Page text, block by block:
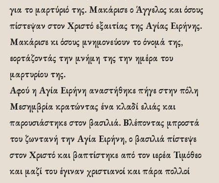
για το μαρτύριό της. Μακάρισε ο Άγγελος και όσους
πίστεψαν στον Χριστό εξαιτίας της Αγίας Ειρήνης.
Μακάρισε κι όσους μνημονεύουν το όνομά της,
εορτάζοντάς την μνήμη της την ημέρα του
μαρτυρίου της.
Αφού η Αγία Ειρήνη αναστήθηκε πήγε στην πόλη
Μεσημβρία κρατώντας ένα κλαδί ελιάς και
παρουσιάστηκε στον βασιλιά. Βλέποντας μπροστά
του ζωντανή την Αγία Ειρήνη, ο βασιλιά πίστεψε
στον Χριστό και βαπτίστηκε από τον ιερέα Τιμόθεο
και μαζί του έγιναν χριστιανοί και πάρα πολλοί